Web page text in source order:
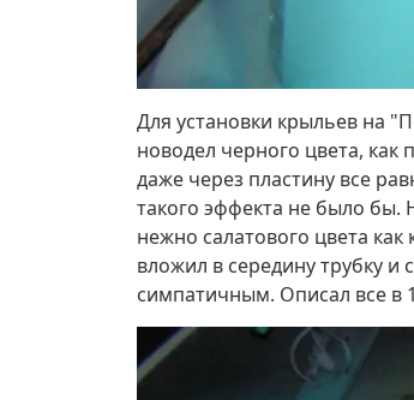
Для установки крыльев на
новодел черного цвета, как
даже через пластину все
такого эффекта не было
нежно салатового цвета
вложил в середину трубку и
симпатичным. Описал все в